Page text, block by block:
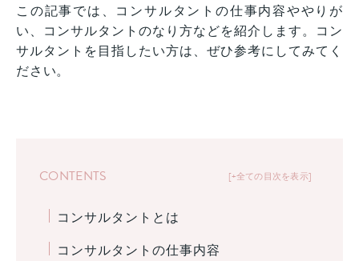
この記事では、コンサルタントの仕事内容ややりが
い、コンサルタントのなり方などを紹介します。コン
サルタントを目指したい方は、ぜひ参考にしてみてく
ださい。
+全ての目次を表示
CONTENTS
コンサルタントとは
コンサルタントの仕事内容